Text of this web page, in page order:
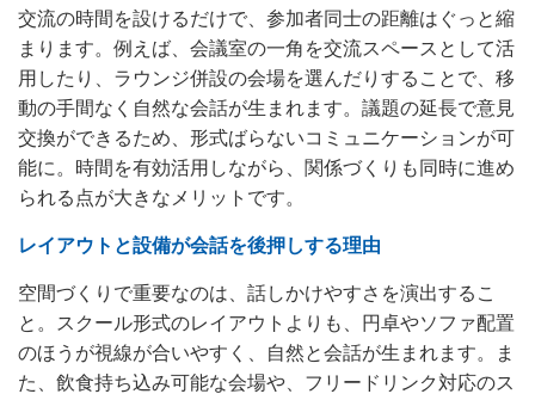
交流の時間を設けるだけで、参加者同士の距離はぐっと縮
まります。例えば、会議室の一角を交流スペースとして活
用したり、ラウンジ併設の会場を選んだりすることで、移
動の手間なく自然な会話が生まれます。議題の延長で意見
交換ができるため、形式ばらないコミュニケーションが可
能に。時間を有効活用しながら、関係づくりも同時に進め
られる点が大きなメリットです。
レイアウトと設備が会話を後押しする理由
空間づくりで重要なのは、話しかけやすさを演出するこ
と。スクール形式のレイアウトよりも、円卓やソファ配置
のほうが視線が合いやすく、自然と会話が生まれます。ま
た、飲食持ち込み可能な会場や、フリードリンク対応のス